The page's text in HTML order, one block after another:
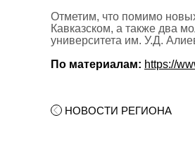
Отметим, что помимо
Кавказском, а также два
университета им. У.Д.
По материалам: https://
НОВОСТИ РЕГИОНА